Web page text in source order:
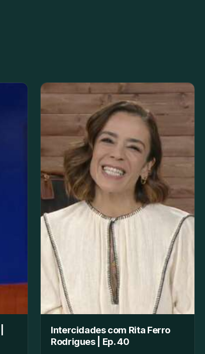
Intercidades com Rita Ferro
Rodrigues | Ep. 40